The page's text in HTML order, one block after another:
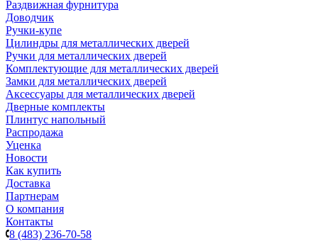
Раздвижная фурнитура
Доводчик
Ручки-купе
Цилиндры для металлических дверей
Ручки для металлических дверей
Комплектующие для металлических дверей
Замки для металлических дверей
Аксессуары для металлических дверей
Дверные комплекты
Плинтус напольный
Распродажа
Уценка
Новости
Как купить
Доставка
Партнерам
О компания
Контакты
8 (483) 236-70-58